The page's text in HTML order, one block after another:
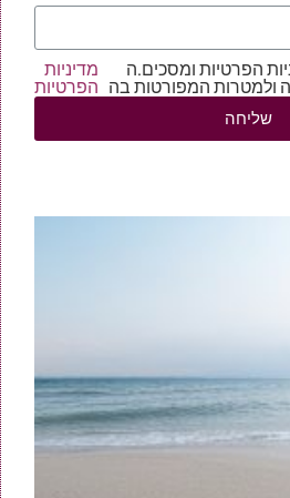
הפרטיות ומסכים.ה
ולמטרות המפורטות בה
מדיניות
הפרטיות
שליחה